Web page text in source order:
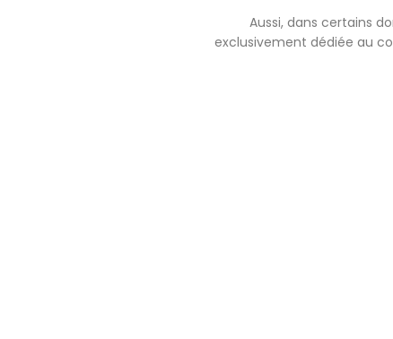
Aussi, dans certains
exclusivement dédiée au